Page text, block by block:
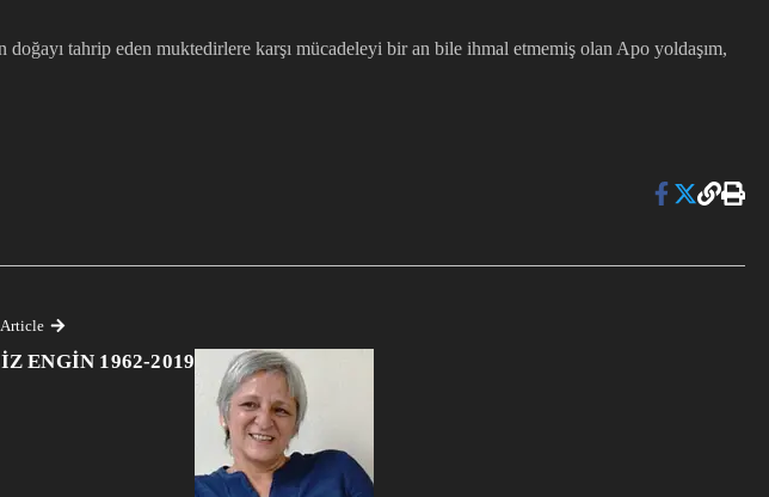
tahrip eden muktedirlere karşı mücadeleyi bir an bile ihmal etmemiş olan Apo yoldaşım,
ENGİN 1962-2019